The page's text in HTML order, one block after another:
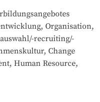
Organisation,
recruiting/-
Change
Human Resource,